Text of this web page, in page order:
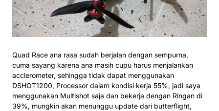
Quad Race ana rasa sudah berjalan dengan sempurna,
cuma sayang karena ana masih cupu harus menjalankan
acclerometer, sehingga tidak dapat menggunakan
DSHOT1200, Processor dalam kondisi kerja 55%, jadi saya
menggunakan Multishot saja dan bekerja dengan Ringan di
39%, mungkin akan menunggu update dari butterflight,